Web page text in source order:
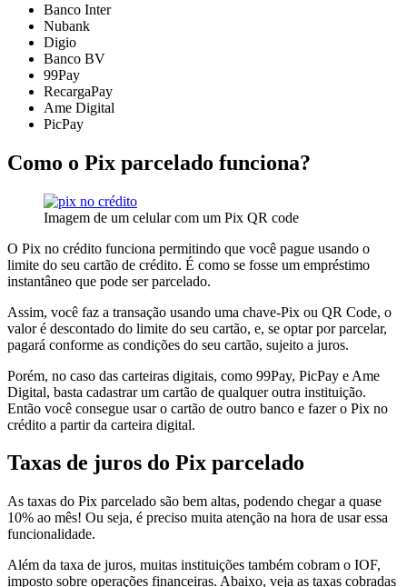
Banco Inter
Nubank
Digio
Banco BV
99Pay
RecargaPay
Ame Digital
PicPay
Como o Pix parcelado funciona?
Imagem de um celular com um Pix QR code
O Pix no crédito funciona permitindo que você pague usando o
limite do seu cartão de crédito. É como se fosse um empréstimo
instantâneo que pode ser parcelado.
Assim, você faz a transação usando uma chave-Pix ou QR Code, o
valor é descontado do limite do seu cartão, e, se optar por parcelar,
pagará conforme as condições do seu cartão, sujeito a juros.
Porém, no caso das carteiras digitais, como 99Pay, PicPay e Ame
Digital, basta cadastrar um cartão de qualquer outra instituição.
Então você consegue usar o cartão de outro banco e fazer o Pix no
crédito a partir da carteira digital.
Taxas de juros do Pix parcelado
As taxas do Pix parcelado são bem altas, podendo chegar a quase
10% ao mês! Ou seja, é preciso muita atenção na hora de usar essa
funcionalidade.
Além da taxa de juros, muitas instituições também cobram o IOF,
imposto sobre operações financeiras. Abaixo, veja as taxas cobradas